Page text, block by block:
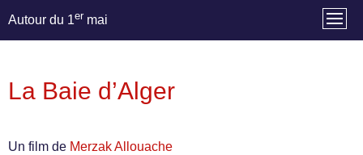
Autour du 1er mai
La Baie d’Alger
Un film de Merzak Allouache